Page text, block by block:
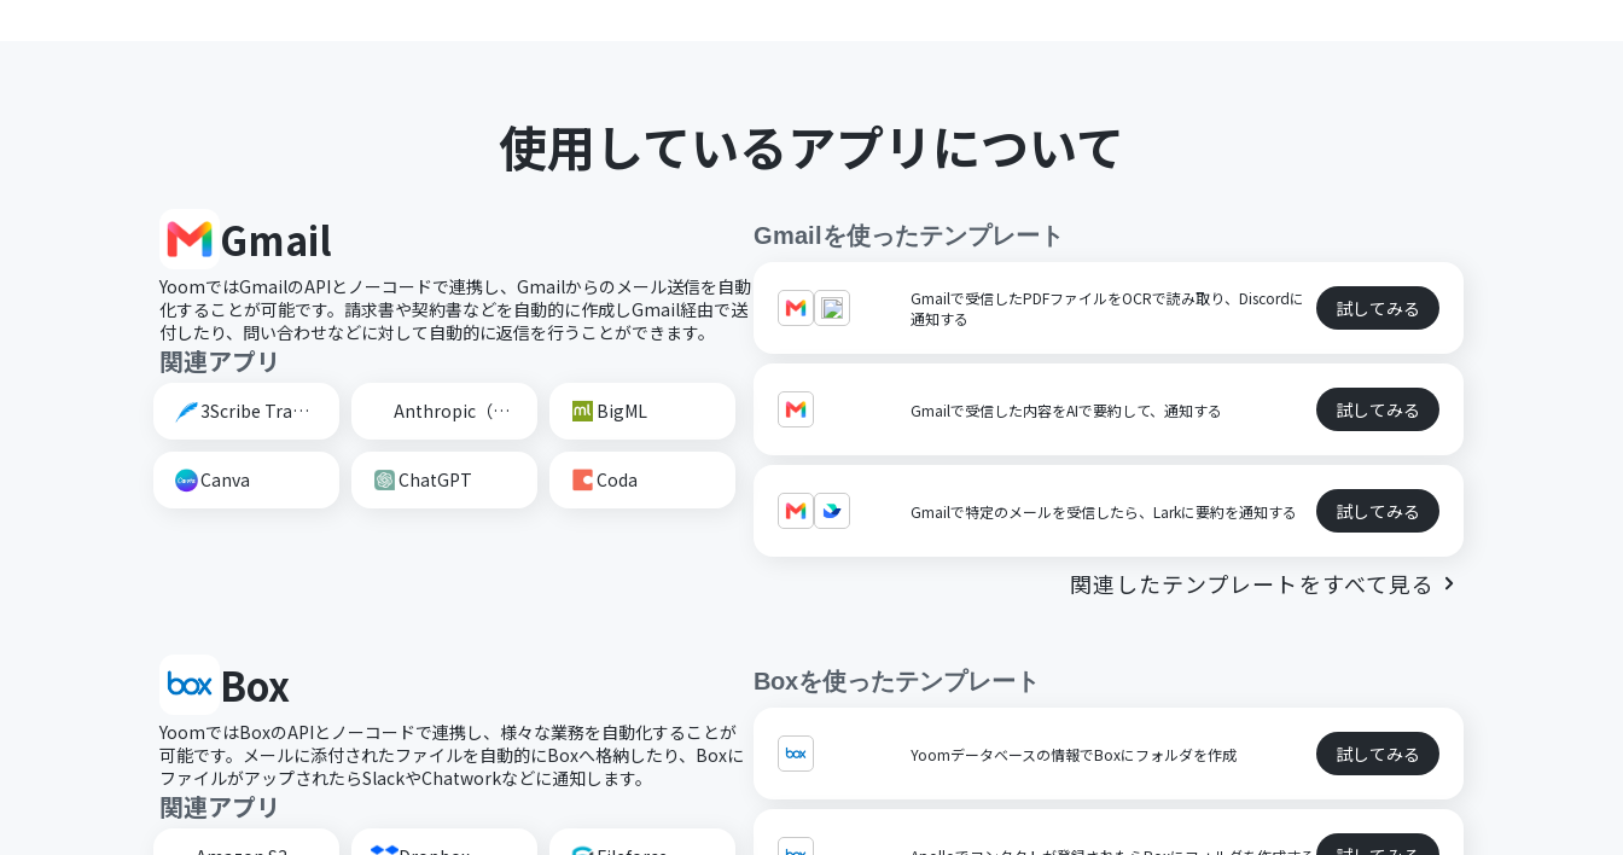
使用しているアプリについて
Gmail
YoomではGmailのAPIとノーコードで連携し、Gmailからのメール送信を自動
化することが可能です。請求書や契約書などを自動的に作成しGmail経由で送
付したり、問い合わせなどに対して自動的に返信を行うことができます。
関連アプリ
3Scribe Transcription Anthropic（Claude） BigML
Canva ChatGPT Coda
Gmail を使ったテンプレート
Gmailで受信したPDFファイルをOCRで読み取り、Discordに
通知する
試してみる
Gmailで受信した内容をAIで要約して、通知する 試してみる
Gmailで特定のメールを受信したら、Larkに要約を通知する 試してみる
関連したテンプレートをすべて見る
Box
YoomではBoxのAPIとノーコードで連携し、様々な業務を自動化することが
可能です。メールに添付されたファイルを自動的にBoxへ格納したり、Boxに
ファイルがアップされたらSlackやChatworkなどに通知します。
関連アプリ
Boxを使ったテンプレート
Yoomデータベースの情報でBoxにフォルダを作成 試してみる